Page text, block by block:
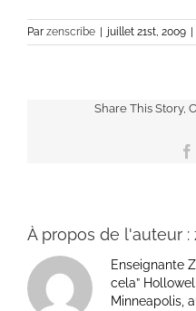
Par zenscribe juillet 21st, 2009
Share This Story,
À propos de l'auteur :
Enseignante
cela”
Minneapolis,